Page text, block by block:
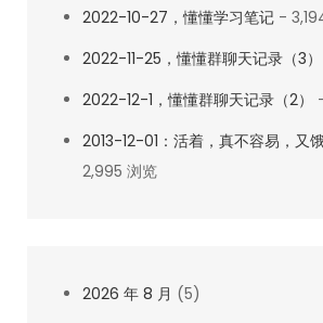
2022-10-27，懂懂学习笔记 -
2022-11-25，懂懂群聊天记录（3）
2022-12-1，懂懂群聊天记录（2）
2013-12-01：活着，真不容易，又
2,995 浏览
2026 年 8 月 (5)